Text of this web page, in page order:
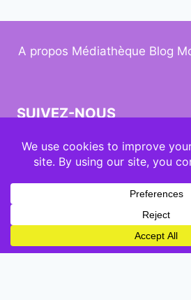
A propos Médiathèque Blog
SUIVEZ-NOUS
© 2026 Kuumbati